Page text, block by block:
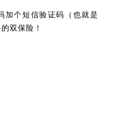
加个短信验证码（也就是
双保险！